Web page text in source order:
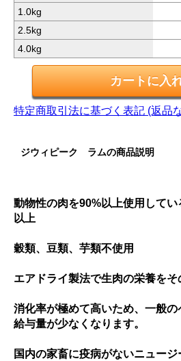
1.0kg
2.5kg
4.0kg
特定商取引法に基づく表記 (返品な
ジウィピーク ラムの商品説明
動物性の肉を90%以上使用して
以上
穀類、豆類、芋類不使用
エアドライ製法で生肉の栄養をそ
消化率が極めて高いため、一般
給与量が少なくなります。
国内の家畜に疫病がないニュー